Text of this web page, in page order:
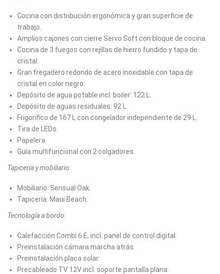
Cocina con distribución ergonómica y gran superficie de
trabajo.
Amplios cajones con cierre Servo Soft con bloque de cocina.
Cocina de 3 fuegos con rejillas de hierro fundido y tapa de
cristal.
Gran fregadero redondo de acero inoxidable con tapa de
cristal en color negro.
Depósito de agua potable incl. boiler: 122 L.
Depósito de aguas residuales: 92 L.
Frigorífico de 167 L con congelador independiente de 29 L.
Tira de LEDs.
Papelera.
Guía multifuncional con 2 colgadores.
Tapicería y mobiliario:
Mobiliario: Sensual Oak.
Tapicería: Maui Beach.
Tecnología a bordo:
Calefacción Combi 6 E, incl. panel de control digital.
Preinstalación cámara marcha atrás.
Preinstalación placa solar.
Precableado TV 12V incl. soporte pantalla plana.